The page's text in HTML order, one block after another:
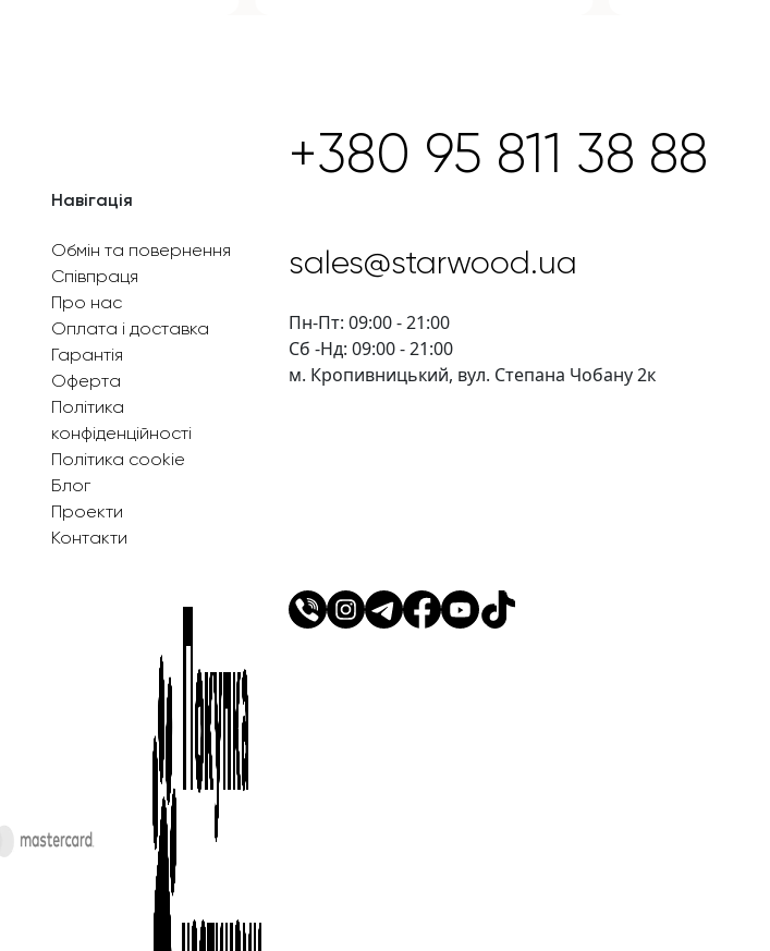
Навігація
Обмін та повернення
Співпраця
Про нас
Оплата і доставка
Гарантія
Оферта
Політика
конфіденційності
Політика cookie
Блог
Проекти
Контакти
+380 95 811 38 88
sales@starwood.ua
Пн-Пт: 09:00 - 21:00
Сб -Нд: 09:00 - 21:00
м. Кропивницький, вул. Степана Чобану 2к